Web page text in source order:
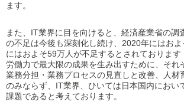
ます。
また、IT業界に目を向けると、経済産業省の調
の不足は今後も深刻化し続け、2020年にはお
にはおよそ59万人が不足するとされておりま
労働力で最大限の成果を生み出すために、それ
業務分担・業務プロセスの見直しと改善、人材
のみならず、IT業界、ひいては日本国内におい
課題であると考えております。